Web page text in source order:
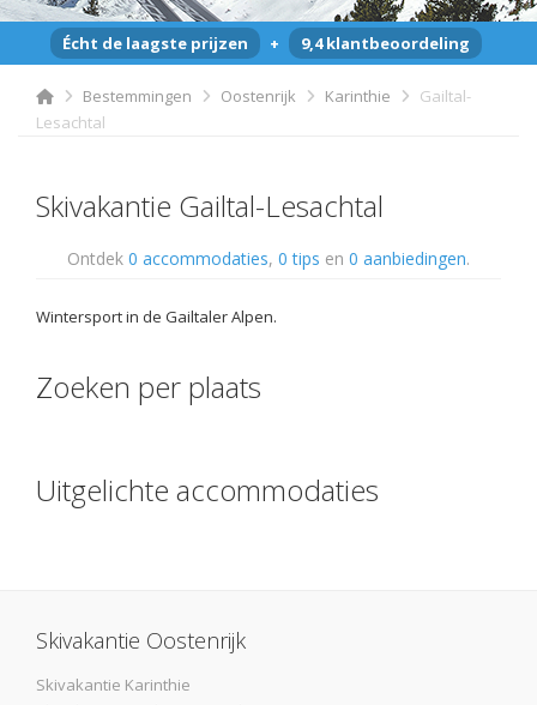
Écht de laagste prijzen + 9,4 klantbeoordeling
Bestemmingen Oostenrijk Karinthie
Gailtal-
Lesachtal
Skivakantie Gailtal-Lesachtal
Ontdek 0 accommodaties, 0 tips en 0 aanbiedingen.
Wintersport in de Gailtaler Alpen.
Zoeken per plaats
Uitgelichte accommodaties
Skivakantie Oostenrijk
Skivakantie Karinthie